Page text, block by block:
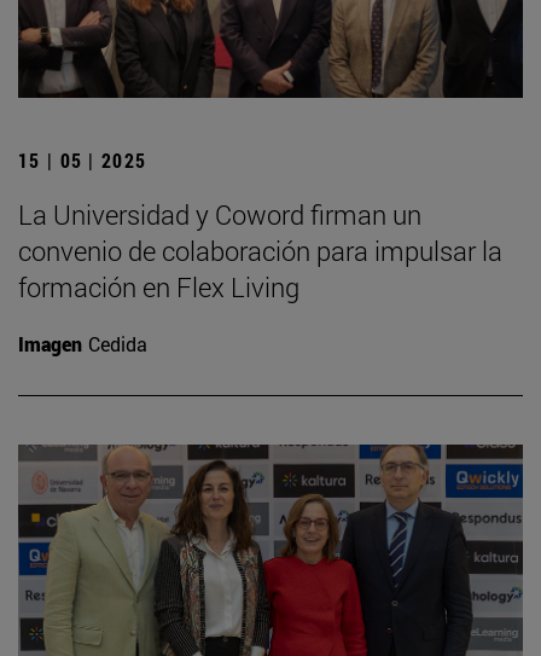
15 | 05 | 2025
La Universidad y Coword firman un
convenio de colaboración para impulsar la
formación en Flex Living
Imagen Cedida